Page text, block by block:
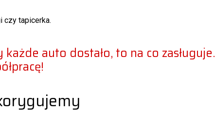
czy tapicerka.
auto dostało, to na co zasługuje.